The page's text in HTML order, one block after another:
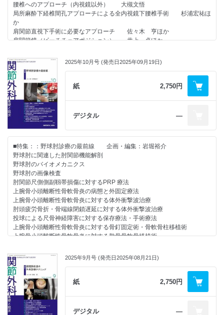
・おもしろ 医人 ヒストリー（第40回）
「膵臓の機能の解明までの50年：ランゲルハンスの見つけた9つの細胞と
は？」 小橋由紋子
腰椎へのアプローチ（内視鏡以外） 大槻文悟
局所麻酔下経椎間孔アプローチによる全内視鏡下腰椎手術 杉浦宏祐ほ
か
肩関節直視下手術に必要なアプローチ 佐々木 亨ほか
肩関節鏡（ビーチチェアポジション） 井上 卓ほか
肘関節鏡でのアプローチ 島田幸造
手関節へのアプローチ（関節鏡以外） 安部幸雄
手関節鏡によるアプローチ法 中村俊康
手指関節および屈筋腱損傷に対するアプローチ 内藤聖人
股関節手術のアプローチ &#19432; 賢一ほか
股関節鏡視下手術のアプローチ 内田宗志
膝関節の前方・後方アプローチ 多久和紘志ほか
膝関節の内側・外側アプローチ 大西慎太郎ほか
膝関節鏡手術に対するアプローチ 安 宰成ほか
足関節鏡 高尾昌人ほか
前足部へのアプローチ 嶋 洋明
後足部へのアプローチ 中佐智幸ほか
足趾へのアプローチ 平尾 眞
2025年10月号 (発売日2025年09月19日)
紙 2,750円
デジタル ―
■特集：：野球肘診療の最前線 企画・編集：岩堀裕介
野球肘に関連した肘関節機能解剖
野球肘のバイオメカニクス
野球肘の画像検査
肘関節尺側側副靱帯損傷に対するPRP 療法
上腕骨小頭離断性骨軟骨炎の病態と外固定療法
上腕骨小頭離断性骨軟骨炎に対する体外衝撃波治療
肘頭疲労骨折・骨端線閉鎖遅延に対する体外衝撃波治療
投球による尺骨神経障害に対する保存療法・手術療法
上腕骨小頭離断性骨軟骨炎に対する骨釘固定術・骨軟骨柱移植術
上腕骨小頭離断性骨軟骨炎に対する肋骨骨軟骨移植術
除圧術
上腕骨小頭離断性骨軟骨炎に対する高純度アルギン酸ゲルを用いた軟骨修
復治療法
肘関節尺側側副靱帯損傷に対するインターナルブレース法・靱帯再建術
2025年9月号 (発売日2025年08月21日)
紙 2,750円
デジタル ―